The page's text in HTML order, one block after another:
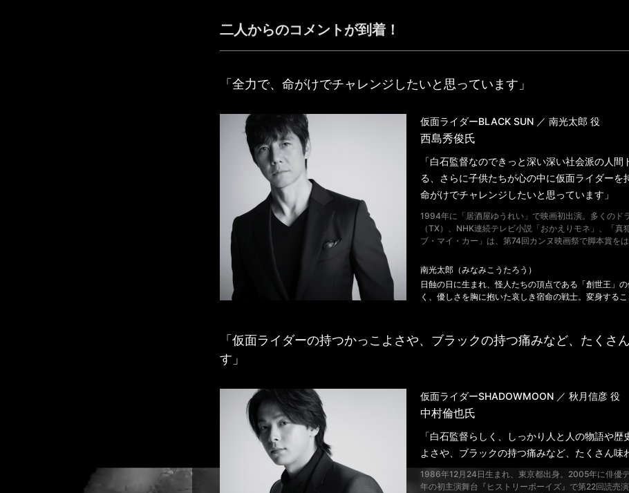
二人からのコメントが到着！
「全力で、命がけでチャレンジしたいと思っています」
仮面ライダーBLACK SUN ／ 南光太郎 役
⻄島秀俊氏
「白石監督なのできっと深い深い社会派の人
る、さらに子供たちが心の中に仮面ライダーを
命がけでチャレンジしたいと思っています」
1994年に「居酒屋ゆうれい」で映画初出演。多くのド
（TX）、NHK連続テレビ小説「おかえりモネ」、「
ブ・マイ・カー」は、第74回カンヌ映画祭で脚本賞を
南光太郎（みなみこうたろう）
日蝕の日に生まれ、怪人たちの頂点である「創世王」
く、優しさを胸に抱いた哀しき宿命の戦士。変身する
「仮面ライダーの持つかっこよさや、ブラックの持つ痛みなど、たくさ
す」
仮面ライダーSHADOWMOON ／ 秋月信彦 役
中村倫也氏
「白石監督らしく、しっかり人と人の物語や
よさや、ブラックの持つ痛みなど、たくさん味
1986年12月24日生まれ、東京都出身。2005年に俳優
年の初主演舞台『ヒストリーボーイズ』で第22回読売